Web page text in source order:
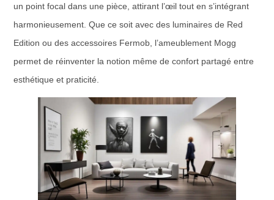
un point focal dans une pièce, attirant l’œil tout en s’intégrant
harmonieusement. Que ce soit avec des luminaires de Red
Edition ou des accessoires Fermob, l’ameublement Mogg
permet de réinventer la notion même de confort partagé entre
esthétique et praticité.